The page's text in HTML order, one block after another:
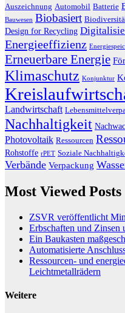
Auszeichnung Automobil Batterie
Bauwesen Biobasiert
Design for Recycling
Energieeffizienz
Erneuerbare Energie
Klimaschutz Konjunktur
Landwirtschaft
Nachhaltigkeit
Photovoltaik Ressourcen
Rohstoffe rPET Soziale
Verbände Verpackung
Most Viewed Posts
ZSVR veröffentlicht
Erbschaften und Zinsen
Ein Baukasten
Automatisierte
Ressourcen- und
Leichtmetallrädern
Weitere